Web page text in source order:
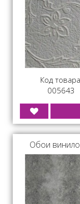
Код
005643
Обои